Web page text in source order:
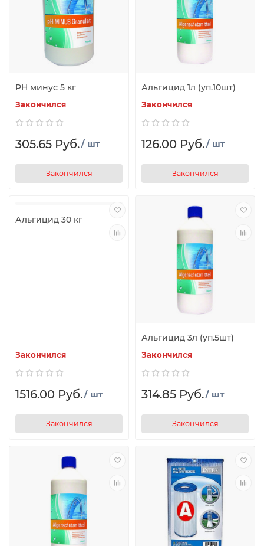
PH минус 5 кг
Закончился
305.65 Руб./ шт
Закончился
Альгицид 1л (уп.10шт)
Закончился
126.00 Руб./ шт
Закончился
Альгицид 30 кг
Закончился
1516.00 Руб./ шт
Закончился
Альгицид 3л (уп.5шт)
Закончился
314.85 Руб./ шт
Закончился